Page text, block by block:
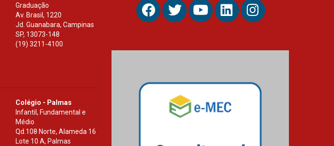
Graduação
Av. Brasil, 1220
Jd. Guanabara, Campinas
SP, 13073-148
(19) 3211-4100
Colégio - Palmas
Infantil, Fundamental e
Médio
Qd.108 Norte, Alameda 16
Lote 10 A, Palmas